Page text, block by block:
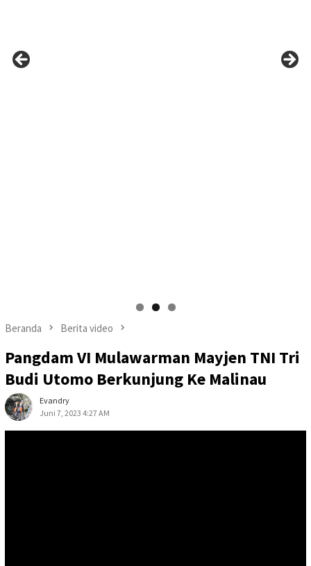
Beranda Berita video
Pangdam VI Mulawarman Mayjen TNI Tri
Budi Utomo Berkunjung Ke Malinau
Evandry
Juni 7, 2023 4:27 AM